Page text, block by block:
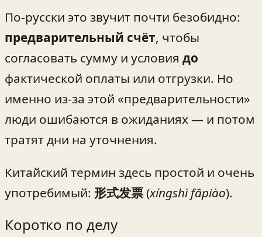
По-русски это звучит почти безобидно:
предварительный счёт, чтобы
согласовать сумму и условия до
фактической оплаты или отгрузки. Но
именно из-за этой «предварительности»
люди ошибаются в ожиданиях — и потом
тратят дни на уточнения.
Китайский термин здесь простой и очень
употребимый: 形式发票(xíngshì fāpiào).
Коротко по делу